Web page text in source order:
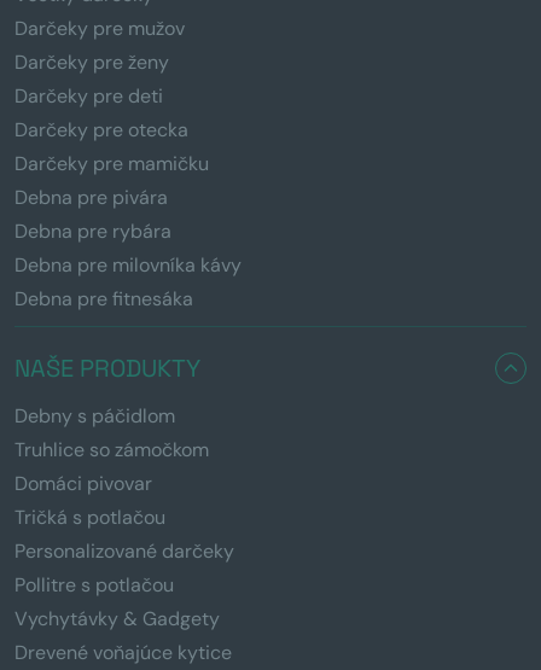
Darčeky pre mužov
Darčeky pre ženy
Darčeky pre deti
Darčeky pre otecka
Darčeky pre mamičku
Debna pre pivára
Debna pre rybára
Debna pre milovníka kávy
Debna pre fitnesáka
NAŠE PRODUKTY
Debny s páčidlom
Truhlice so zámočkom
Domáci pivovar
Tričká s potlačou
Personalizované darčeky
Pollitre s potlačou
Vychytávky & Gadgety
Drevené voňajúce kytice